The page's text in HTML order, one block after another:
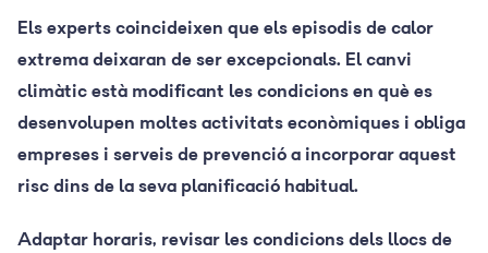
Els experts coincideixen que els episodis de calor
extrema deixaran de ser excepcionals. El canvi
climàtic està modificant les condicions en què es
desenvolupen moltes activitats econòmiques i obliga
empreses i serveis de prevenció a incorporar aquest
risc dins de la seva planificació habitual.
Adaptar horaris, revisar les condicions dels llocs de